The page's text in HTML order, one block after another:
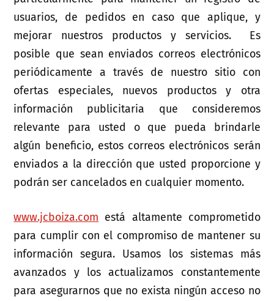
usuarios, de pedidos en caso que aplique, y
mejorar nuestros productos y servicios. Es
posible que sean enviados correos electrónicos
periódicamente a través de nuestro sitio con
ofertas especiales, nuevos productos y otra
información publicitaria que consideremos
relevante para usted o que pueda brindarle
algún beneficio, estos correos electrónicos serán
enviados a la dirección que usted proporcione y
podrán ser cancelados en cualquier momento.
www.jcboiza.com está altamente comprometido
para cumplir con el compromiso de mantener su
información segura. Usamos los sistemas más
avanzados y los actualizamos constantemente
para asegurarnos que no exista ningún acceso no